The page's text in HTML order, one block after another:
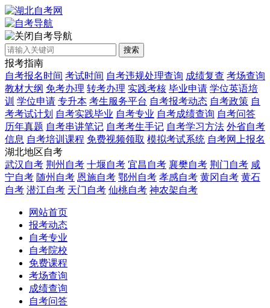
自考导航
搜索
报考指南
自考报名时间 考试时间 自考违规处理查询 成绩复查 考场查询
教材大纲 免考办理 转考办理 实践考核 毕业申请 学位英语培
训 学位申请 专升本 考生服务平台 自考报考动态 自考政策 自
考考试计划 自考实践毕业 自考专业 自考成绩查询 自考问答
历年真题 自考串讲笔记 自考考生手记 自考学习方法 外省自考
信息 自考培训课程 免费视频领取 模拟考试系统 自考网上报名
湖北地区自考
武汉自考 荆州自考 十堰自考 宜昌自考 襄樊自考 荆门自考 咸
宁自考 随州自考 恩施自考 鄂州自考 孝感自考 黄冈自考 黄石
自考 潜江自考 天门自考 仙桃自考 神农架自考
网站首页
报考动态
自考专业
自考院校
免费课程
考场查询
成绩查询
自考问答